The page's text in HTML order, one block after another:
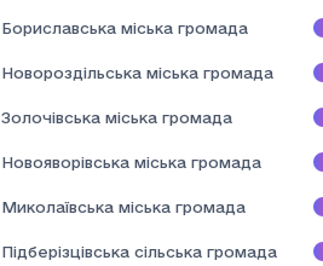
Бориславська міська громада
Новороздільська міська громада
Золочівська міська громада
Новояворівська міська громада
Миколаївська міська громада
Підберізцівська сільська громада